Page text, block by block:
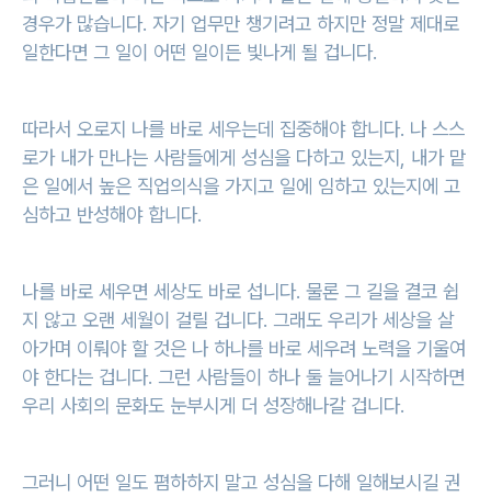
경우가 많습니다. 자기 업무만 챙기려고 하지만 정말 제대로
일한다면 그 일이 어떤 일이든 빛나게 될 겁니다.
따라서 오로지 나를 바로 세우는데 집중해야 합니다. 나 스스
로가 내가 만나는 사람들에게 성심을 다하고 있는지, 내가 맡
은 일에서 높은 직업의식을 가지고 일에 임하고 있는지에 고
심하고 반성해야 합니다.
나를 바로 세우면 세상도 바로 섭니다. 물론 그 길을 결코 쉽
지 않고 오랜 세월이 걸릴 겁니다. 그래도 우리가 세상을 살
아가며 이뤄야 할 것은 나 하나를 바로 세우려 노력을 기울여
야 한다는 겁니다. 그런 사람들이 하나 둘 늘어나기 시작하면
우리 사회의 문화도 눈부시게 더 성장해나갈 겁니다.
그러니 어떤 일도 폄하하지 말고 성심을 다해 일해보시길 권